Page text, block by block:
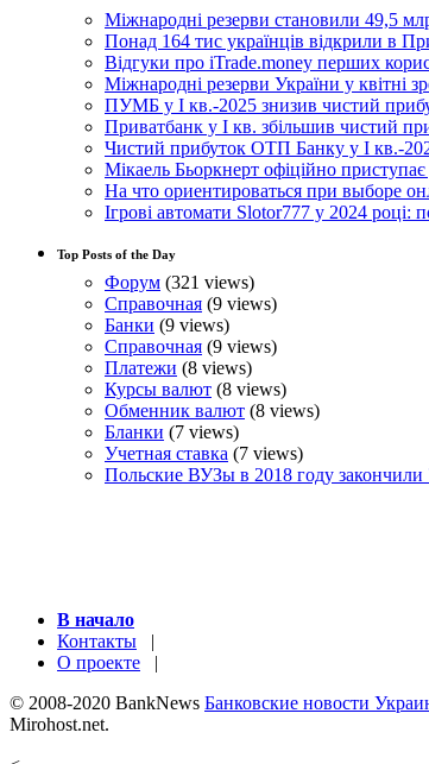
Міжнародні резерви становили 49,5
Понад 164 тис українців відкрили в
Відгуки про iTrade.money перших
Міжнародні резерви України у квітні
ПУМБ у I кв.-2025 знизив чистий
Приватбанк у І кв. збільшив чистий
Чистий прибуток ОТП Банку у І кв.-
Мікаель Бьоркнерт офіційно
На что ориентироваться при выборе
Ігрові автомати Slotor777 у 2024 році:
Top Posts of the Day
Форум (321 views)
Справочная (9 views)
Банки (9 views)
Справочная (9 views)
Платежи (8 views)
Курсы валют (8 views)
Обменник валют (8 views)
Бланки (7 views)
Учетная ставка (7 views)
Польские ВУЗы в 2018 году закончили
В начало
Контакты |
О проекте |
© 2008-2020 BankNews Банковские новости
Mirohost.net.